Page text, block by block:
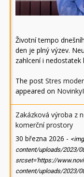
Životní tempo
den je plný výzev.
zahlcení i
The post Stres
appeared on
Zakázková výroba z
komerční prostory
30 března 2026 -
content/uploads/2023/
srcset='https://
content/uploads/2023/